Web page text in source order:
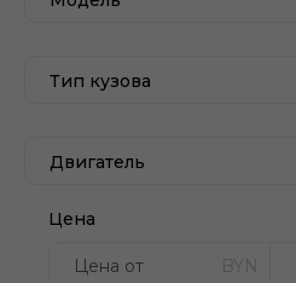
Тип кузова
Двигатель
Цена
BYN